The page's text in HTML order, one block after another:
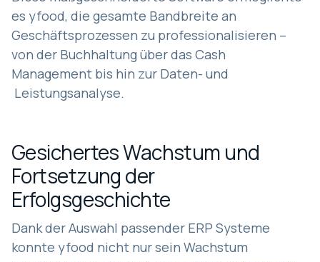
es yfood, die gesamte Bandbreite an
Geschäftsprozessen zu professionalisieren –
von der Buchhaltung über das Cash
Management bis hin zur Daten- und
Leistungsanalyse.
Gesichertes Wachstum und
Fortsetzung der
Erfolgsgeschichte
Dank der Auswahl passender ERP Systeme
konnte yfood nicht nur sein Wachstum